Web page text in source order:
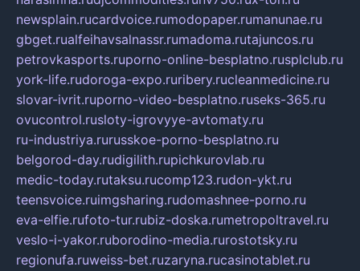
newsplain.rucardvoice.rumodopaper.rumanunae.ru
gbget.rualfeihavsalnassr.rumadoma.rutajuncos.ru
petrovkasports.ruporno-online-besplatno.rusplclub.ru
york-life.rudoroga-expo.ruribery.rucleanmedicine.ru
slovar-ivrit.ruporno-video-besplatno.ruseks-365.ru
ovucontrol.rusloty-igrovyye-avtomaty.ru
ru-industriya.rurusskoe-porno-besplatno.ru
belgorod-day.rudigilith.rupichkurovlab.ru
medic-today.rutaksu.rucomp123.rudon-ykt.ru
teensvoice.ruimgsharing.rudomashnee-porno.ru
eva-elfie.rufoto-tur.rubiz-doska.rumetropoltravel.ru
veslo-i-yakor.ruborodino-media.rurostotsky.ru
regionufa.ruweiss-bet.ruzaryna.rucasinotablet.ru